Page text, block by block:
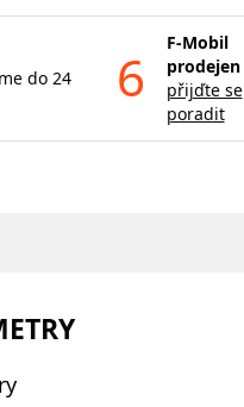
do 24
6
F-Mobil
prodejen
přijďte se
poradit